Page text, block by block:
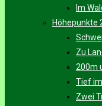
Im
Höhepunkte
Zu
200m
Tief im
Zwei